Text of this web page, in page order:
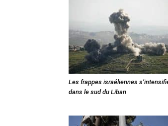
Les frappes israéliennes
dans le sud du Liban